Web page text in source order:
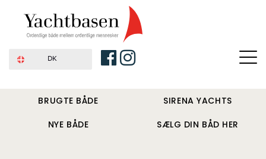
DK
BRUGTE BÅDE
NYE BÅDE
SIRENA YACHTS
SÆLG DIN BÅD HER